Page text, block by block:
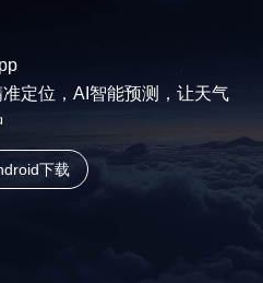
定位，AI智能预测，让天气
下载